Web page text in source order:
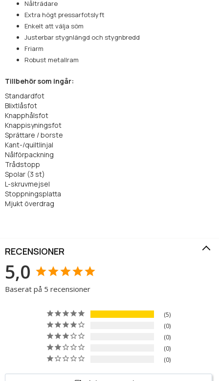
Nålträdare
Extra högt pressarfotslyft
Enkelt att välja söm
Justerbar stygnlängd och stygnbredd
Friarm
Robust metallram
Tillbehör som ingår:
Standardfot
Blixtlåsfot
Knapphålsfot
Knappisyningsfot
Sprättare / borste
Kant-/quiltlinjal
Nålförpackning
Trådstopp
Spolar (3 st)
L-skruvmejsel
Stoppningsplatta
Mjukt överdrag
RECENSIONER
5,0
Baserat på 5 recensioner
5
0
0
0
0